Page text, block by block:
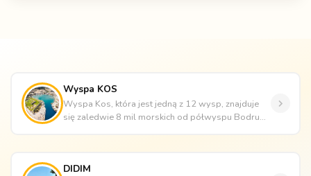
Wyspa KOS
Wyspa Kos, która jest jedną z 12 wysp, znajduje
się zaledwie 8 mil morskich od półwyspu Bodrum.
DIDIM